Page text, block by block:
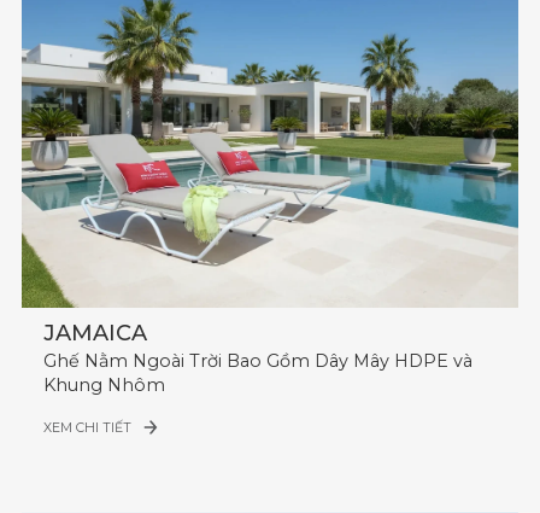
JAMAICA
Ghế Nằm Ngoài Trời Bao Gồm Dây Mây HDPE và
Khung Nhôm
XEM CHI TIẾT